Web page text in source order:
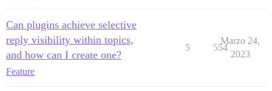
Can plugins achieve selective
reply visibility within topics,
and how can I create one?
Feature
5 554
Marzo 24,
2023